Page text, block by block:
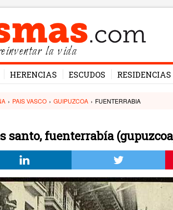
la vida
HERENCIAS ESCUDOS RESIDENCIAS
› PAIS VASCO › GUIPUZCOA › FUENTERRABIA
santo, fuenterrabía